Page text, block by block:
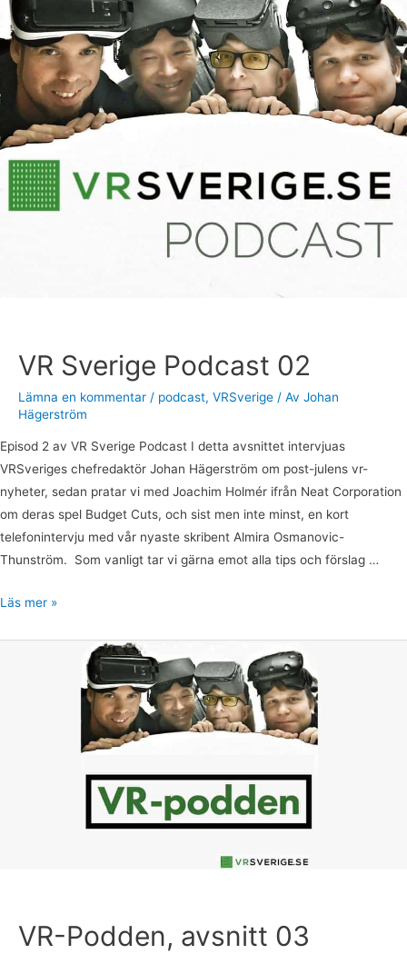
VR Sverige Podcast 02
Lämna en kommentar / podcast, VRSverige / Av Johan
Hägerström
Episod 2 av VR Sverige Podcast I detta avsnittet intervjuas
VRSveriges chefredaktör Johan Hägerström om post-julens vr-
nyheter, sedan pratar vi med Joachim Holmér ifrån Neat Corporation
om deras spel Budget Cuts, och sist men inte minst, en kort
telefonintervju med vår nyaste skribent Almira Osmanovic-
Thunström. Som vanligt tar vi gärna emot alla tips och förslag …
Podcast
02
Läs mer »
VR-Podden, avsnitt 03